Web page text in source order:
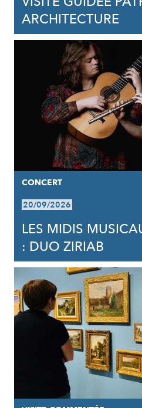
ARCHITECTURE
CONCERT
20/09/2026
LES MIDIS
: DUO ZIRIAB